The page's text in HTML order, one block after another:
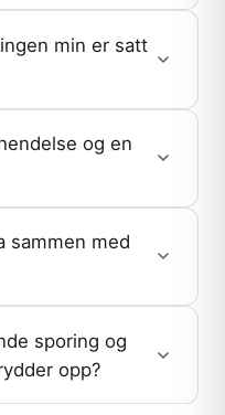
min er satt
og en
sammen med
sporing og
opp?